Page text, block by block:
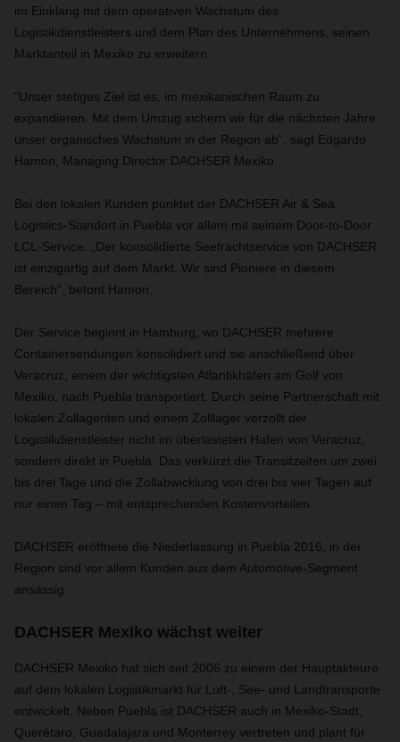
im Einklang mit dem operativen Wachstum des
Logistikdienstleisters und dem Plan des Unternehmens, seinen
Marktanteil in Mexiko zu erweitern.
"Unser stetiges Ziel ist es, im mexikanischen Raum zu
expandieren. Mit dem Umzug sichern wir für die nächsten Jahre
unser organisches Wachstum in der Region ab“, sagt Edgardo
Hamon, Managing Director DACHSER Mexiko.
Bei den lokalen Kunden punktet der DACHSER Air & Sea
Logistics-Standort in Puebla vor allem mit seinem Door-to-Door
LCL-Service. „Der konsolidierte Seefrachtservice von DACHSER
ist einzigartig auf dem Markt. Wir sind Pioniere in diesem
Bereich“, betont Hamon.
Der Service beginnt in Hamburg, wo DACHSER mehrere
Containersendungen konsolidiert und sie anschließend über
Veracruz, einem der wichtigsten Atlantikhäfen am Golf von
Mexiko, nach Puebla transportiert. Durch seine Partnerschaft mit
lokalen Zollagenten und einem Zolllager verzollt der
Logistikdienstleister nicht im überlasteten Hafen von Veracruz,
sondern direkt in Puebla. Das verkürzt die Transitzeiten um zwei
bis drei Tage und die Zollabwicklung von drei bis vier Tagen auf
nur einen Tag – mit entsprechenden Kostenvorteilen.
DACHSER eröffnete die Niederlassung in Puebla 2016, in der
Region sind vor allem Kunden aus dem Automotive-Segment
ansässig.
DACHSER Mexiko wächst weiter
DACHSER Mexiko hat sich seit 2006 zu einem der Hauptakteure
auf dem lokalen Logistikmarkt für Luft-, See- und Landtransporte
entwickelt. Neben Puebla ist DACHSER auch in Mexiko-Stadt,
Querétaro, Guadalajara und Monterrey vertreten und plant für